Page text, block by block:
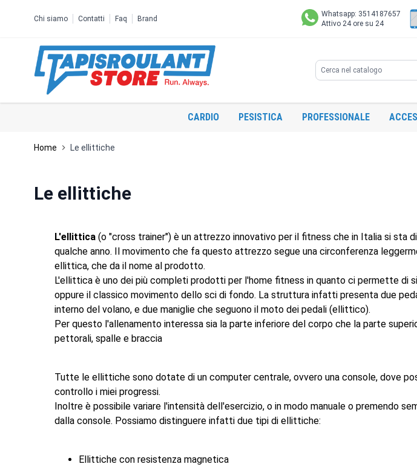
Chi siamo Contatti Faq Brand
Whatsapp: 3514187657
Attivo 24 ore su 24
CARDIO PESISTICA PROFESSIONALE
Home Le ellittiche
Le ellittiche
L'ellittica (o "cross trainer") è un attrezzo innovativo per il fitness che in Italia si sta
qualche anno. Il movimento che fa questo attrezzo segue una circonferenza
ellittica, che da il nome al prodotto.
L'ellittica è uno dei più completi prodotti per l'home fitness in quanto ci permette di
oppure il classico movimento dello sci di fondo. La struttura infatti presenta due
interno del volano, e due maniglie che seguono il moto dei pedali (ellittico).
Per questo l'allenamento interessa sia la parte inferiore del corpo che la parte
pettorali, spalle e braccia
Tutte le ellittiche sono dotate di un computer centrale, ovvero una console, dove
controllo i miei progressi.
Inoltre è possibile variare l'intensità dell'esercizio, o in modo manuale o premendo
dalla console. Possiamo distinguere infatti due tipi di ellittiche:
Ellittiche con resistenza magnetica